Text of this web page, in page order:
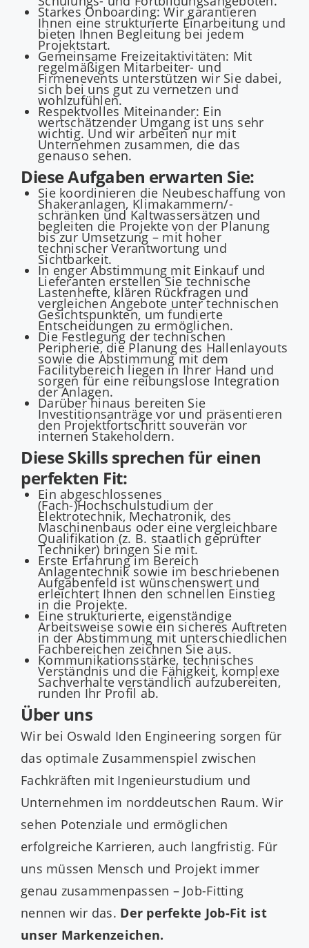
Starkes Onboarding: Wir garantieren
Ihnen eine strukturierte Einarbeitung und
bieten Ihnen Begleitung bei jedem
Projektstart.
Gemeinsame Freizeitaktivitäten: Mit
regelmäßigen Mitarbeiter- und
Firmenevents unterstützen wir Sie dabei,
sich bei uns gut zu vernetzen und
wohlzufühlen.
Respektvolles Miteinander: Ein
wertschätzender Umgang ist uns sehr
wichtig. Und wir arbeiten nur mit
Unternehmen zusammen, die das
genauso sehen.
Diese Aufgaben erwarten Sie:
Sie koordinieren die Neubeschaffung von
Shakeranlagen, Klimakammern/-
schränken und Kaltwassersätzen und
begleiten die Projekte von der Planung
bis zur Umsetzung – mit hoher
technischer Verantwortung und
Sichtbarkeit.
In enger Abstimmung mit Einkauf und
Lieferanten erstellen Sie technische
Lastenhefte, klären Rückfragen und
vergleichen Angebote unter technischen
Gesichtspunkten, um fundierte
Entscheidungen zu ermöglichen.
Die Festlegung der technischen
Peripherie, die Planung des Hallenlayouts
sowie die Abstimmung mit dem
Facilitybereich liegen in Ihrer Hand und
sorgen für eine reibungslose Integration
der Anlagen.
Darüber hinaus bereiten Sie
Investitionsanträge vor und präsentieren
den Projektfortschritt souverän vor
internen Stakeholdern.
Diese Skills sprechen für einen
perfekten Fit:
Ein abgeschlossenes
(Fach-)Hochschulstudium der
Elektrotechnik, Mechatronik, des
Maschinenbaus oder eine vergleichbare
Qualifikation (z. B. staatlich geprüfter
Techniker) bringen Sie mit.
Erste Erfahrung im Bereich
Anlagentechnik sowie im beschriebenen
Aufgabenfeld ist wünschenswert und
erleichtert Ihnen den schnellen Einstieg
in die Projekte.
Eine strukturierte, eigenständige
Arbeitsweise sowie ein sicheres Auftreten
in der Abstimmung mit unterschiedlichen
Fachbereichen zeichnen Sie aus.
Kommunikationsstärke, technisches
Verständnis und die Fähigkeit, komplexe
Sachverhalte verständlich aufzubereiten,
runden Ihr Profil ab.
Über uns
Wir bei Oswald Iden Engineering sorgen für
das optimale Zusammenspiel zwischen
Fachkräften mit Ingenieurstudium und
Unternehmen im norddeutschen Raum. Wir
sehen Potenziale und ermöglichen
erfolgreiche Karrieren, auch langfristig. Für
uns müssen Mensch und Projekt immer
genau zusammenpassen – Job-Fitting
nennen wir das. Der perfekte Job-Fit ist
unser Markenzeichen.